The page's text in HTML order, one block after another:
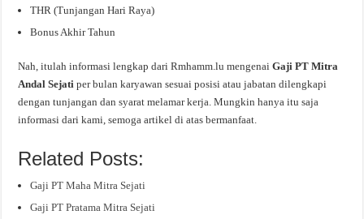
THR (Tunjangan Hari Raya)
Bonus Akhir Tahun
Nah, itulah informasi lengkap dari Rmhamm.lu mengenaiGaji PT Mitra
Andal Sejatiper bulan karyawan sesuai posisi atau jabatan dilengkapi
dengan tunjangan dan syarat melamar kerja. Mungkin hanya itu saja
informasi dari kami, semoga artikel di atas bermanfaat.
Related Posts:
Gaji PT Maha Mitra Sejati
Gaji PT Pratama Mitra Sejati